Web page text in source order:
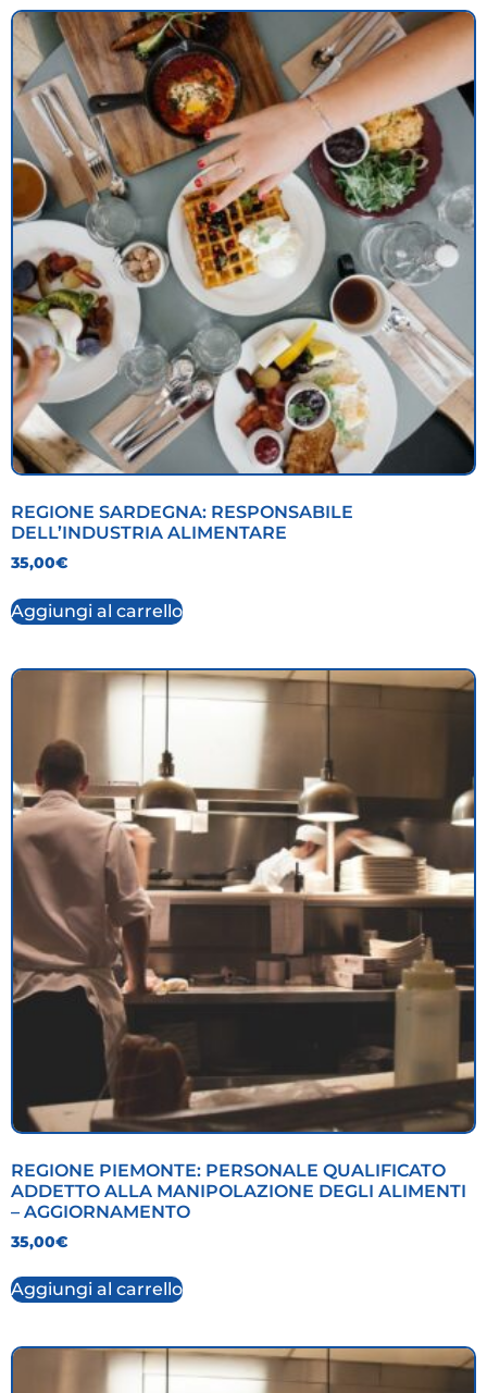
REGIONE SARDEGNA: RESPONSABILE
DELL’INDUSTRIA ALIMENTARE
35,00€
Aggiungi al carrello
REGIONE PIEMONTE: PERSONALE QUALIFICATO
ADDETTO ALLA MANIPOLAZIONE DEGLI ALIMENTI
– AGGIORNAMENTO
35,00€
Aggiungi al carrello